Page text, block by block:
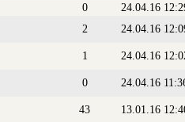
0
24.04.16
2
24.04.16
1
24.04.16
0
24.04.16
43
13.01.16